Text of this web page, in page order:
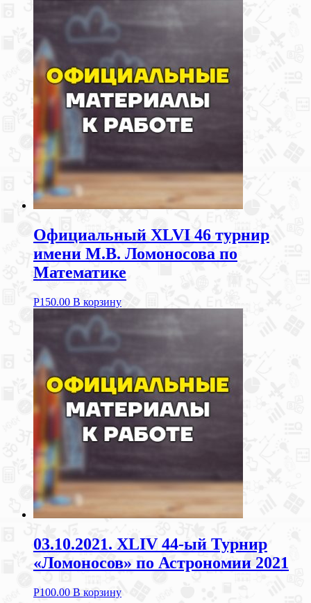
Официальный XLVI 46 турнир
имени М.В. Ломоносова по
Математике
Р150.00 В корзину
03.10.2021. XLIV 44-ый Турнир
«Ломоносов» по Астрономии 2021
Р100.00 В корзину